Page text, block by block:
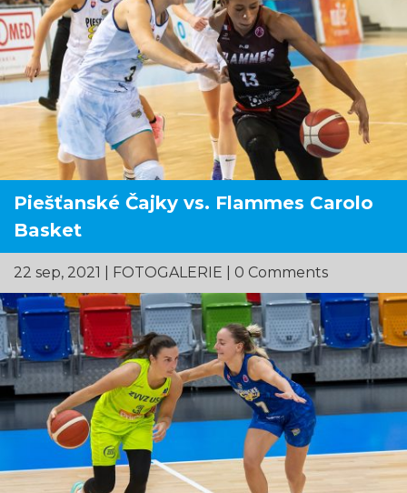
Piešťanské Čajky vs. Flammes Carolo
Basket
22 sep, 2021 FOTOGALERIE | 0 Comments